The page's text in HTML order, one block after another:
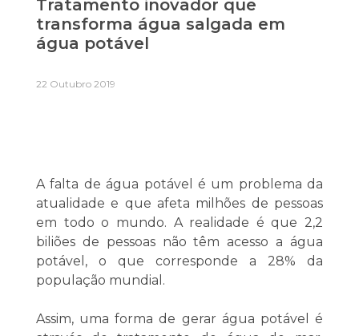
Tratamento inovador que
transforma água salgada em
água potável
22 Outubro 2019
A falta de água potável é um problema da
atualidade e que afeta milhões de pessoas
em todo o mundo. A realidade é que 2,2
biliões de pessoas não têm acesso a água
potável, o que corresponde a 28% da
população mundial.
Assim, uma forma de gerar água potável é